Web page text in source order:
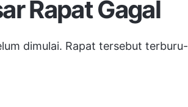
Rapat Gagal
dimulai. Rapat tersebut terburu-